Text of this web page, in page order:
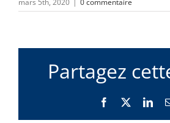
mars 5th, 2020 | 0 commentaire
Partagez
Facebook